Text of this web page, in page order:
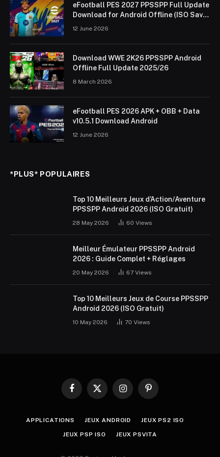
eFootball PES 2027 PPSSPP Full Update
Download for Android Offline (ISO Save
12 June 2026
Download WWE 2K26 PPSSPP Android
Offline Full Update 2025/26
8 March 2026
eFootball PES 2026 APK + OBB + Data
v10.5.1 Download Android
12 June 2026
*PLUS* POPULAIRES
Top 10 Meilleurs Jeux d’Action/Aventure
PPSSPP Android 2026 (ISO Gratuit)
28 May 2026 60 Views
Meilleur Émulateur PPSSPP Android
2026 : Guide Complet + Réglages
20 May 2026 67 Views
Top 10 Meilleurs Jeux de Course PPSSPP
Android 2026 (ISO Gratuit)
10 May 2026 70 Views
Facebook
X
InstagramPinterest
APPLICATIONS JEUX ANDROID JEUX PS2 ISO
JEUX PSP ISO JEUX PSVITA